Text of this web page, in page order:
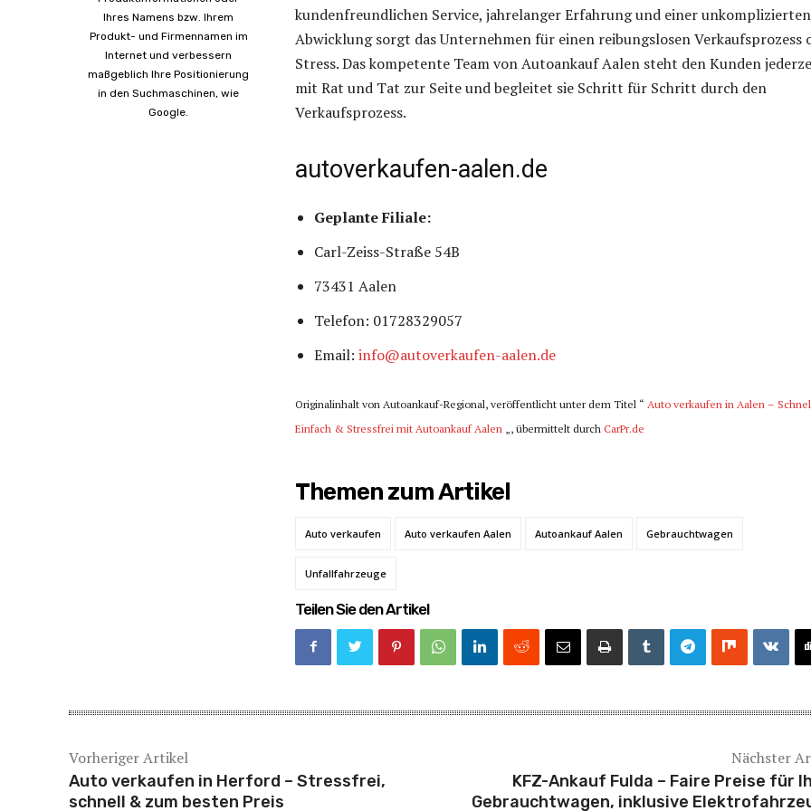
Ihres Namens bzw. Ihrem
Produkt- und Firmennamen im
Internet und verbessern
maßgeblich Ihre Positionierung
in den Suchmaschinen, wie
Google.
kundenfreundlichen Service, jahrelanger Erfahrung und einer unkomplizierten
Abwicklung sorgt das Unternehmen für einen reibungslosen Verkaufsprozess
Stress. Das kompetente Team von Autoankauf Aalen steht den Kunden
mit Rat und Tat zur Seite und begleitet sie Schritt für Schritt durch den
Verkaufsprozess.
autoverkaufen-aalen.de
Geplante Filiale:
Carl-Zeiss-Straße 54B
73431 Aalen
Telefon: 01728329057
Email: info@autoverkaufen-aalen.de
Originalinhalt von Autoankauf-Regional, veröffentlicht unter dem Titel “ Auto verkaufen in Aalen –
Einfach & Stressfrei mit Autoankauf Aalen „, übermittelt durch CarPr.de
Themen zum Artikel
Auto verkaufen Auto verkaufen Aalen Autoankauf Aalen Gebrauchtwagen
Unfallfahrzeuge
Teilen Sie den Artikel
Vorheriger Artikel
Auto verkaufen in Herford – Stressfrei,
schnell & zum besten Preis
Nächster
KFZ-Ankauf Fulda – Faire Preise für
Gebrauchtwagen, inklusive